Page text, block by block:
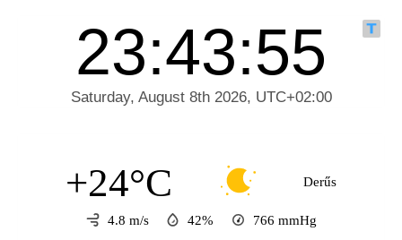
+24°C Derűs
4.8 m/s 42% 766 mmHg